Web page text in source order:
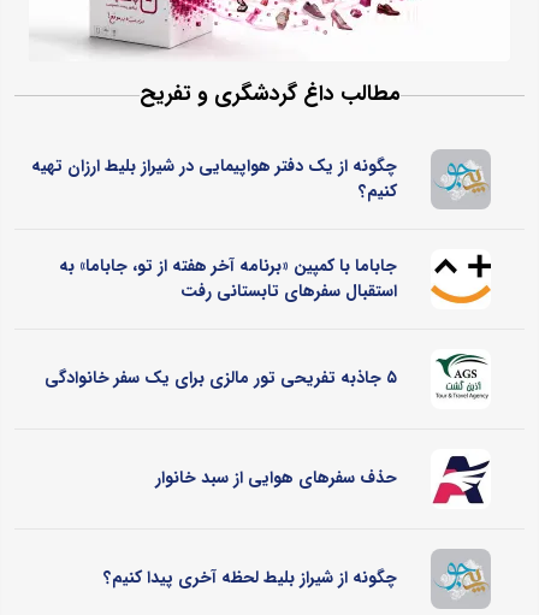
مطالب داغ گردشگری و تفریح
چگونه از یک دفتر هواپیمایی در شیراز بلیط ارزان تهیه
کنیم؟
جاباما با کمپین «برنامه آخر هفته از تو، جاباما» به
استقبال سفرهای تابستانی رفت
۵ جاذبه تفریحی تور مالزی برای یک سفر خانوادگی
حذف سفرهای هوایی از سبد خانوار
چگونه از شیراز بلیط لحظه آخری پیدا کنیم؟